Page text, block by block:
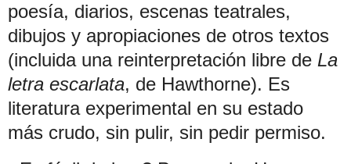
poesía, diarios, escenas teatrales,
dibujos y apropiaciones de otros textos
(incluida una reinterpretación libre de La
letra escarlata, de Hawthorne). Es
literatura experimental en su estado
más crudo, sin pulir, sin pedir permiso.